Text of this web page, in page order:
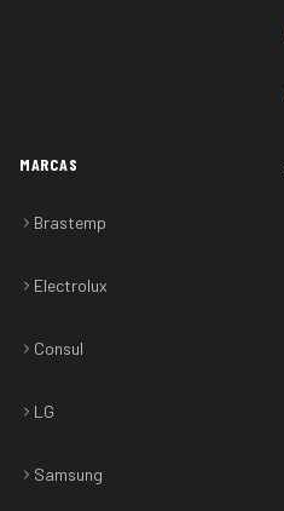
MARCAS
Brastemp
Electrolux
Consul
LG
Samsung